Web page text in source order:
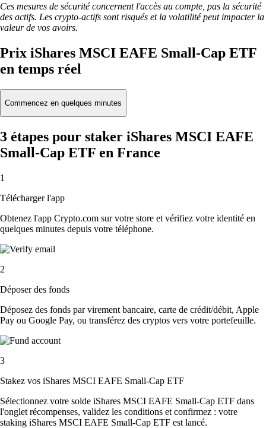
Ces mesures de sécurité concernent l'accès au compte, pas la sécurité
des actifs. Les crypto-actifs sont risqués et la volatilité peut impacter la
valeur de vos avoirs.
Prix iShares MSCI EAFE Small-Cap ETF
en temps réel
Commencez en quelques minutes
3 étapes pour staker iShares MSCI EAFE
Small-Cap ETF en France
1
Télécharger l'app
Obtenez l'app Crypto.com sur votre store et vérifiez votre identité en
quelques minutes depuis votre téléphone.
2
Déposer des fonds
Déposez des fonds par virement bancaire, carte de crédit/débit, Apple
Pay ou Google Pay, ou transférez des cryptos vers votre portefeuille.
3
Stakez vos iShares MSCI EAFE Small-Cap ETF
Sélectionnez votre solde iShares MSCI EAFE Small-Cap ETF dans
l'onglet récompenses, validez les conditions et confirmez : votre
staking iShares MSCI EAFE Small-Cap ETF est lancé.